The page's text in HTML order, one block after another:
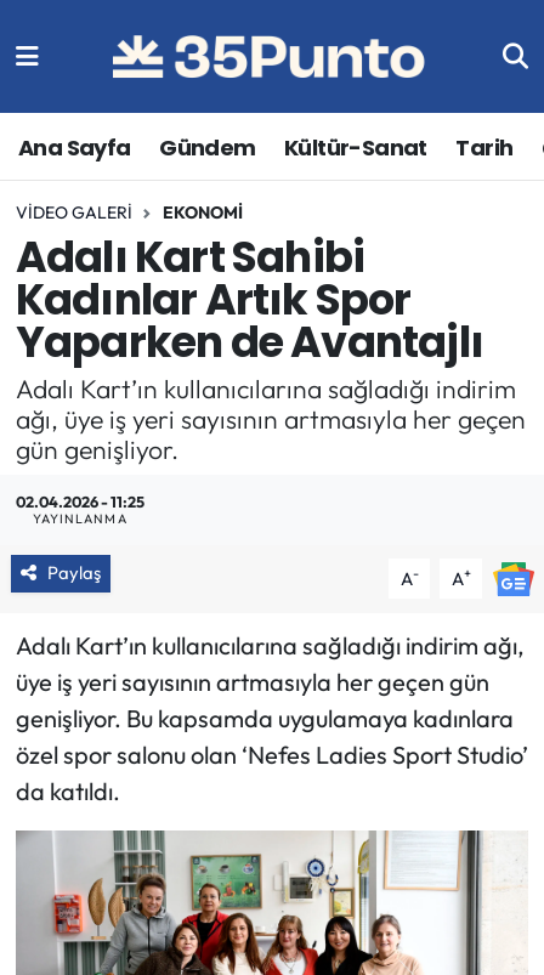
Ana Sayfa Gündem Kültür-Sanat Tarih
VIDEO GALERI EKONOMI
Adalı Kart Sahibi
Kadınlar Artık Spor
Yaparken de Avantajlı
Adalı Kart’ın kullanıcılarına sağladığı indirim
ağı, üye iş yeri sayısının artmasıyla her geçen
gün genişliyor.
02.04.2026 - 11:25
YAYINLANMA
Paylaş A- A+
Adalı Kart’ın kullanıcılarına sağladığı indirim ağı,
üye iş yeri sayısının artmasıyla her geçen gün
genişliyor. Bu kapsamda uygulamaya kadınlara
özel spor salonu olan ‘Nefes Ladies Sport Studio’
da katıldı.